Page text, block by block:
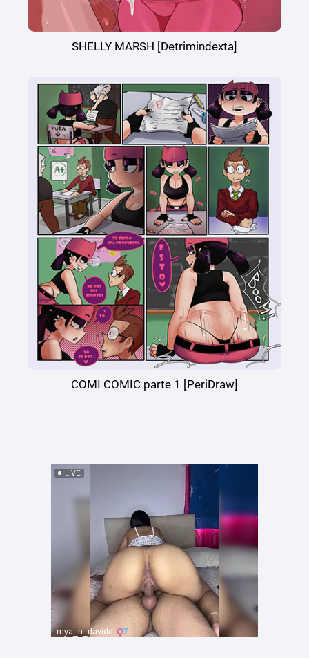
SHELLY MARSH [Detrimindexta]
COMI COMIC parte 1 [PeriDraw]